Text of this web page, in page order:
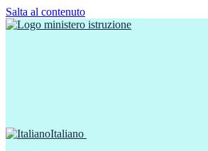
Salta al contenuto
Italiano